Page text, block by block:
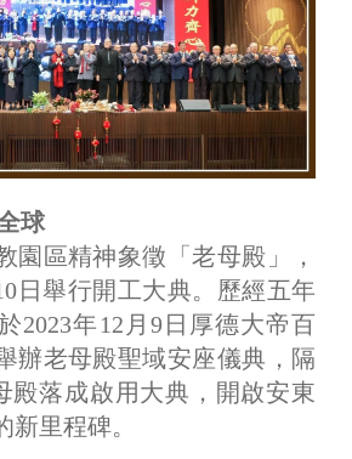
球
園區精神象徵「老母殿」，
日舉行開工大典。歷經五年
2023年12月9日厚德大帝百
辦老母殿聖域安座儀典，隔
殿落成啟用大典，開啟安東
里程碑。